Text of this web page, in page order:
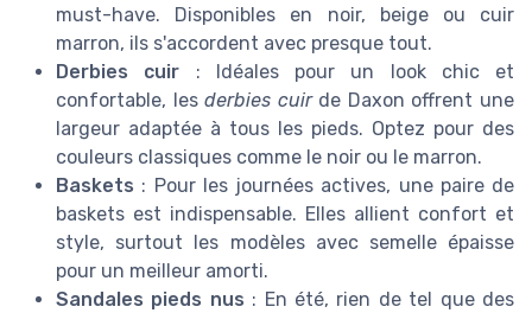
must-have. Disponibles en noir, beige ou cuir
marron, ils s'accordent avec presque tout.
Derbies cuir : Idéales pour un look chic et
confortable, lesderbies cuirde Daxon offrent une
largeur adaptée à tous les pieds. Optez pour des
couleurs classiques comme le noir ou le marron.
Baskets : Pour les journées actives, une paire de
baskets est indispensable. Elles allient confort et
style, surtout les modèles avec semelle épaisse
pour un meilleur amorti.
Sandales pieds nus : En été, rien de tel que des